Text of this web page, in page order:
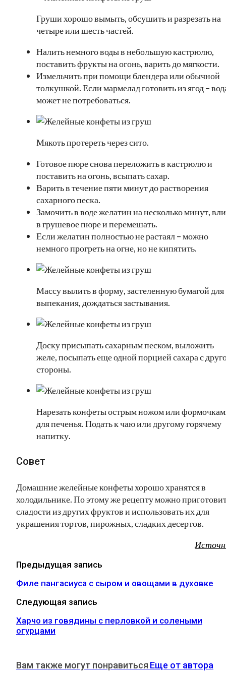
Груши хорошо вымыть, обсушить и разрезать на
четыре или шесть частей.
Налить немного воды в небольшую кастрюлю,
поставить фрукты на огонь, варить до мягкости.
Измельчить при помощи блендера или обычной
толкушкой. Если мармелад готовить из ягод –
может не потребоваться.
Мякоть протереть через сито.
Готовое пюре снова переложить в кастрюлю и
поставить на огонь, всыпать сахар.
Варить в течение пяти минут до растворения
сахарного песка.
Замочить в воде желатин на несколько минут,
в грушевое пюре и перемешать.
Если желатин полностью не растаял – можно
немного прогреть на огне, но не кипятить.
Массу вылить в форму, застеленную бумагой для
выпекания, дождаться застывания.
Доску присыпать сахарным песком, выложить
желе, посыпать еще одной порцией сахара с
стороны.
Нарезать конфеты острым ножом или
для печенья. Подать к чаю или другому горячему
напитку.
Совет
Домашние желейные конфеты хорошо хранятся в
холодильнике. По этому же рецепту можно
сладости из других фруктов и использовать их для
украшения тортов, пирожных, сладких десертов.
Предыдущая запись
Филе пангасиуса с сыром и овощами в духовке
Следующая запись
Харчо из говядины с перловкой и солеными
огурцами
Вам также могут понравиться Еще от автора